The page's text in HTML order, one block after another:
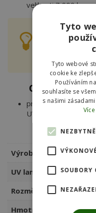
velikosti 7 000 l.
Pořiďte si
FiltoMatic CWS
Obsah balení
průtokový filtr
UV lampou 24 W.
Další
Výrobce
UV lampa
Rozměr filtru (mm)
Hmotnost (kg)
Tyto
Tyto webové
cookie ke
Používáním
souhlasíte se
s našimi
SOUBORY